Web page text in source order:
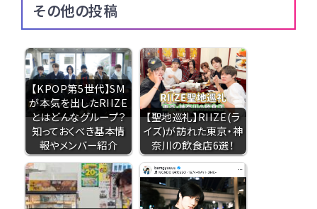
その他の投稿
【KPOP第5世代】SM
が本気を出したRIIZE
とはどんなグループ？
知っておくべき基本情
報やメンバー紹介
【聖地巡礼】RIIZE(ラ
イズ)が訪れた東京・神
奈川の飲食店6選！